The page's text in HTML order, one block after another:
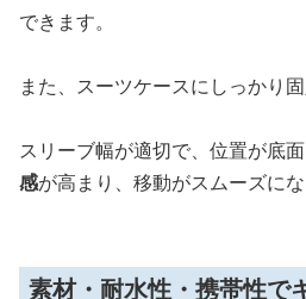
できます。
また、スーツケースにしっかり
スリーブ幅が適切で、位置が底
感が高まり、移動がスムーズにな
素材・耐水性・携帯性で